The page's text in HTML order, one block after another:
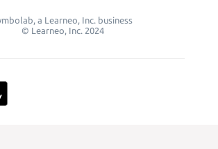
a Learneo, Inc. business
© Learneo, Inc. 2024